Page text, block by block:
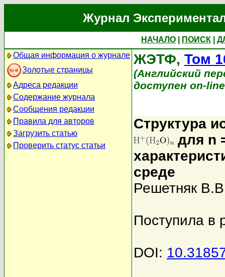
Журнал
НАЧАЛО ПОИСК
Общая информация о журнале
Золотые страницы
Адреса редакции
Содержание журнала
Сообщения редакции
Правила для авторов
Загрузить статью
Проверить статус статьи
ЖЭТФ, Том
(Английский
доступен on-
Структура
для n
среде
Решетняк
Поступила в
DOI: